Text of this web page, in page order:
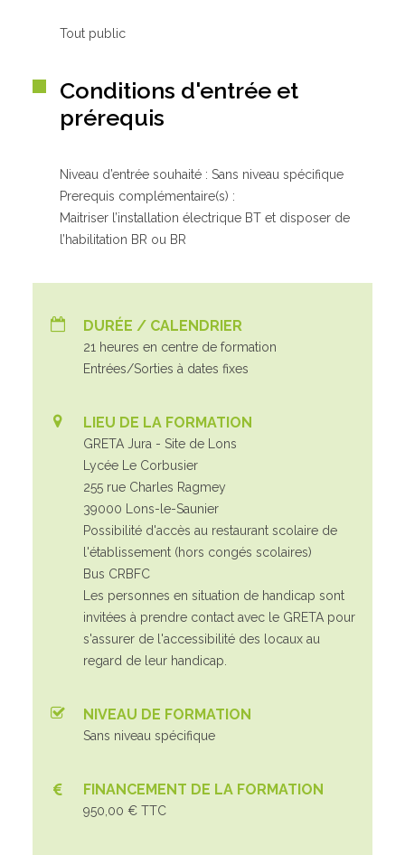
Tout public
Conditions d'entrée et
prérequis
Niveau d’entrée souhaité : Sans niveau spécifique
Prerequis complémentaire(s) :
Maitriser l’installation électrique BT et disposer de
l’habilitation BR ou BR
DURÉE / CALENDRIER
21 heures en centre de formation
Entrées/Sorties à dates fixes
LIEU DE LA FORMATION
GRETA Jura - Site de Lons
Lycée Le Corbusier
255 rue Charles Ragmey
39000 Lons-le-Saunier
Possibilité d'accès au restaurant scolaire de
l'établissement (hors congés scolaires)
Bus CRBFC
Les personnes en situation de handicap sont
invitées à prendre contact avec le GRETA pour
s'assurer de l'accessibilité des locaux au
regard de leur handicap.
NIVEAU DE FORMATION
Sans niveau spécifique
FINANCEMENT DE LA FORMATION
950,00 € TTC